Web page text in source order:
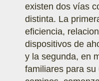
existen dos vías
distinta. La
eficiencia,
dispositivos de
y la segunda, en
familiares para